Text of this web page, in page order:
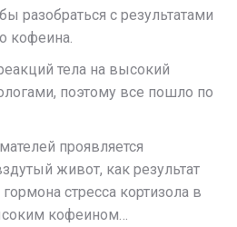
разобраться с результатами
кофеина.
тела на высокий
поэтому все пошло по
проявляется
живот, как результат
стресса кортизола в
кофеином…